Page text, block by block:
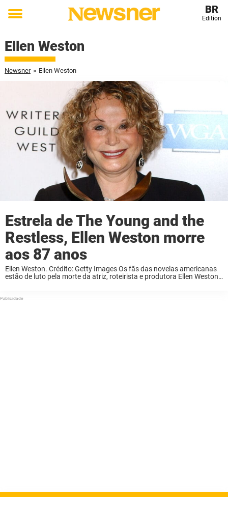
Toggle
BR
Edition
Ellen Weston
Newsner » Ellen Weston
Estrela de The Young and the
Restless, Ellen Weston morre
aos 87 anos
Ellen Weston. Crédito: Getty Images Os fãs das novelas americanas
estão de luto pela morte da atriz, roteirista e produtora Ellen Weston,